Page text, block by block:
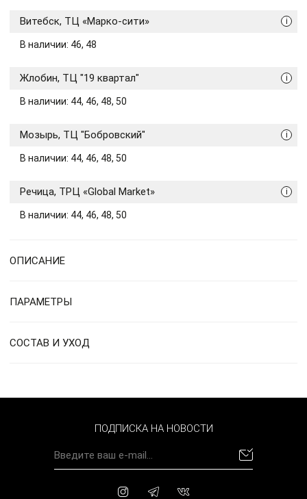
i
Витебск, ТЦ «Марко-сити»
В наличии: 46, 48
i
Жлобин, ТЦ "19 квартал"
В наличии: 44, 46, 48, 50
i
Мозырь, ТЦ "Бобровский"
В наличии: 44, 46, 48, 50
i
Речица, ТРЦ «Global Market»
В наличии: 44, 46, 48, 50
ОПИСАНИЕ
ПАРАМЕТРЫ
СОСТАВ И УХОД
ПОДПИСКА НА НОВОСТИ